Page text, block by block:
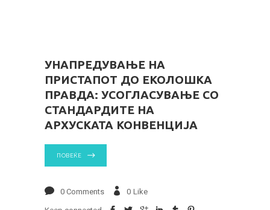
УНАПРЕДУВАЊЕ НА
ПРИСТАПОТ ДО ЕКОЛОШКА
ПРАВДА: УСОГЛАСУВАЊЕ СО
СТАНДАРДИТЕ НА
АРХУСКАТА КОНВЕНЦИЈА
ПОВЕЌЕ
0 Comments 0 Like